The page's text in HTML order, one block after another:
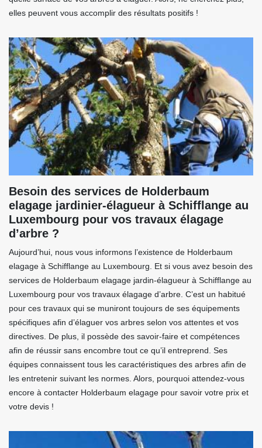
elles peuvent vous accomplir des résultats positifs !
Besoin des services de Holderbaum
elagage jardinier-élagueur à Schifflange au
Luxembourg pour vos travaux élagage
d’arbre ?
Aujourd’hui, nous vous informons l’existence de Holderbaum
elagage à Schifflange au Luxembourg. Et si vous avez besoin des
services de Holderbaum elagage jardin-élagueur à Schifflange au
Luxembourg pour vos travaux élagage d’arbre. C’est un habitué
pour ces travaux qui se muniront toujours de ses équipements
spécifiques afin d’élaguer vos arbres selon vos attentes et vos
directives. De plus, il possède des savoir-faire et compétences
afin de réussir sans encombre tout ce qu’il entreprend. Ses
équipes connaissent tous les caractéristiques des arbres afin de
les entretenir suivant les normes. Alors, pourquoi attendez-vous
encore à contacter Holderbaum elagage pour savoir votre prix et
votre devis !